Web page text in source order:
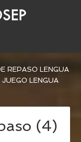
REPASO LENGUA
JUEGO LENGUA
(4)